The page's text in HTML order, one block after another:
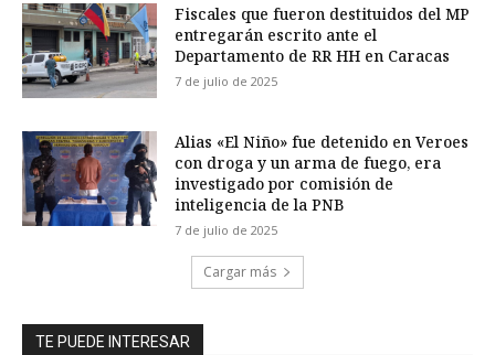
Fiscales que fueron destituidos del MP
entregarán escrito ante el
Departamento de RR HH en Caracas
7 de julio de 2025
Alias «El Niño» fue detenido en Veroes
con droga y un arma de fuego, era
investigado por comisión de
inteligencia de la PNB
7 de julio de 2025
Cargar más
TE PUEDE INTERESAR